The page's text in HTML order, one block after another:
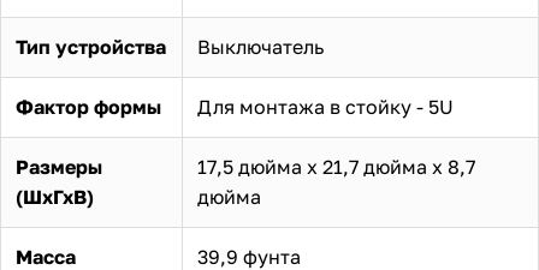
Тип устройства Выключатель
Фактор формы Для монтажа в стойку - 5U
Размеры
(ШхГхВ)
17,5 дюйма х 21,7 дюйма х 8,7
дюйма
Масса 39,9 фунта